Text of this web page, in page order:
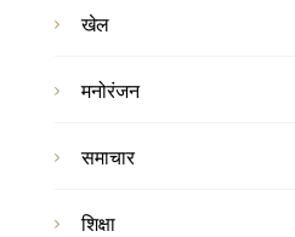
खेल
मनोरंजन
समाचार
शिक्षा